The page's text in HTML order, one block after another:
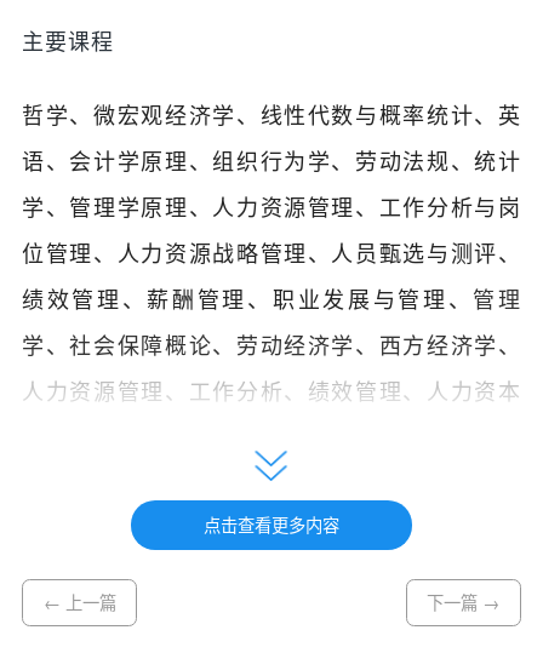
主要课程
哲学、微宏观经济学、线性代数与概率统计、英
语、会计学原理、组织行为学、劳动法规、统计
学、管理学原理、人力资源管理、工作分析与岗
位管理、人力资源战略管理、人员甄选与测评、
绩效管理、薪酬管理、职业发展与管理、 管理
学、社会保障概论、劳动经济学、西方经济学、
人力资源管理、工作分析、绩效管理、人力资本
成人高考专升本人力资源管理专业还是比较好
点击查看更多内容
← 上一篇 下一篇 →